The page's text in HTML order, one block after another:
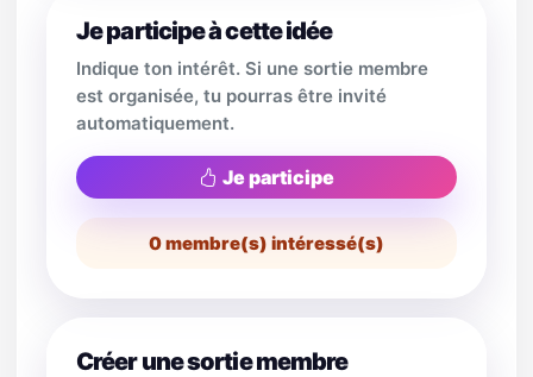
Je participe à cette idée
Indique ton intérêt. Si une sortie membre
est organisée, tu pourras être invité
automatiquement.
Je participe
0membre(s) intéressé(s)
Créer une sortie membre